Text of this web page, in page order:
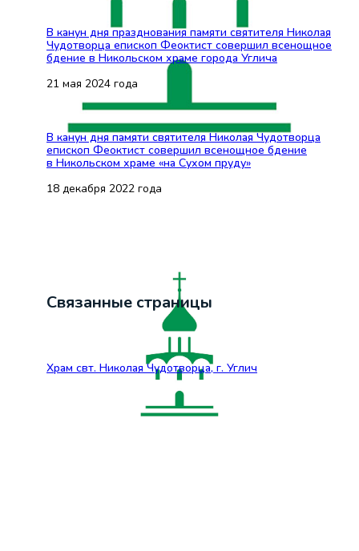
В канун дня празднования памяти святителя Николая
Чудотворца епископ Феоктист совершил всенощное
бдение в Никольском храме города Углича
21 мая 2024 года
В канун дня памяти святителя Николая Чудотворца
епископ Феоктист совершил всенощное бдение
в Никольском храме «на Сухом пруду»
18 декабря 2022 года
Связанные страницы
Храм свт. Николая Чудотворца, г. Углич